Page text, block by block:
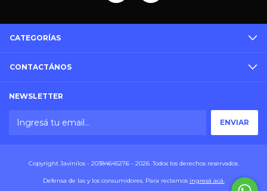
CATEGORÍAS
CONTACTÁNOS
NEWSLETTER
Copyright Javinilos - 20384645276 - 2026. Todos los derechos reservados.
Defensa de las y los consumidores. Para reclamos ingresá acá.